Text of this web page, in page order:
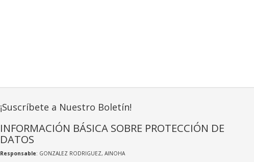
¡Suscríbete a Nuestro Boletín!
INFORMACIÓN BÁSICA SOBRE PROTECCIÓN DE
DATOS
Responsable: GONZALEZ RODRIGUEZ, AINOHA